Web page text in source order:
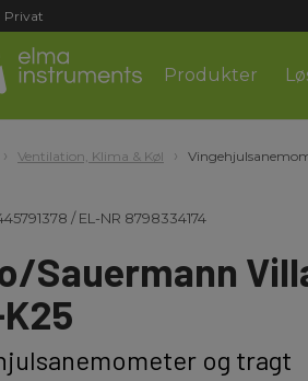
Privat
Produkter
Ventilation, Klima & Køl
/EL-NR 8798334174
Sauermann
og tragt